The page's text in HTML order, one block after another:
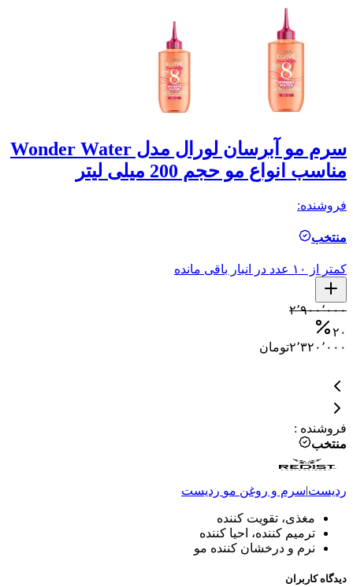
سرم مو آبرسان لورال مدل Wonder Water
مناسب انواع مو حجم 200 میلی لیتر
فروشنده:
منتخب
کمتر از ۱۰ عدد در انبار باقی مانده
۲٬۹۰۰٬۰۰۰
۲۰
۲٬۳۲۰٬۰۰۰تومان
فروشنده :
منتخب
ردیست|سرم و روغن مو ردیست
مغذی، تقویت کننده
ترمیم کننده، احیا کننده
نرم و درخشان کننده مو
دیدگاه کاربران